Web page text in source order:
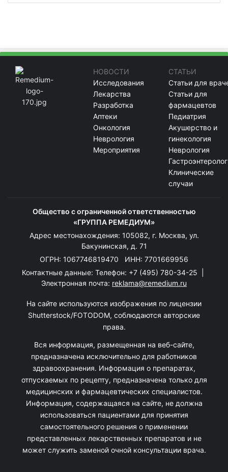
НОВОСТИ
Исследования
Лекарства
Разработка
Аптеки
Онкология
Неврология
Мероприятия
СТАТЬИ
Статьи для
Статьи для
фармацевтов
Педиатрия
Акушерство и
гинекология
Неврология
Клинические
случаи
Общество с ограниченной ответственностью
«ГРУППА РЕМЕДИУМ»
Адрес местонахождения: 105082, г. Москва, ул.
Бакунинская, д. 71
ОГРН: 1067746819470 ИНН: 7701669956
Контактные данные: Телефон: +7 (495) 780-34-25
Электронная почта: reklama@remedium.ru
На сайте используются изображения по лицензии
Shutterstock/FOTODOM, соблюдаются авторские
права.
Вся информация, размещенная на веб-сайте,
предназначена исключительно для работников
здравоохранения. Информация о препаратах,
отпускаемых по рецепту, предназначена только для
медицинских и фармацевтических специалистов.
Информация, содержащаяся на сайте, не должна
использоваться пациентами для принятия
самостоятельного решения о применении
представленных лекарственных препаратов и не
может служить заменой очной консультации врача.